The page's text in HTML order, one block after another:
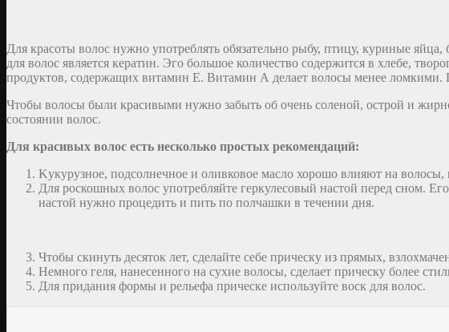
Для красоты волос нужно употреблять обязательно рыбу, птицу, куриные
для волос является кератин. Эго большое количество содержится в хлебе,
продуктов, содержащих витамин Е. Витамин А делает волосы менее
Чтобы волосы были красивыми нужно забыть об очень соленой, острой и
состоянии волос.
Для красивых волос есть несколько простых рекомендаций:
Kукурузное, подсолнечное и оливковое масло хорошо влияют на
Для роскошных волос употребляйте геркулесовый настой перед сном.
настой нужно процедить и пить по полчашки в течении дня.
Чтобы скинуть десяток лет, сделайте себе прическу из прямых,
Немного геля, нанесенного на сухие волосы, сделает прическу более
Для придания формы и рельефа прическе используйте воск для волос.